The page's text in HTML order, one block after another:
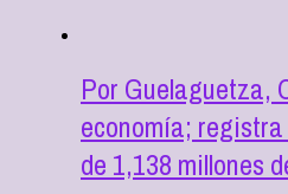
Por Guelaguetza,
economía;
de 1,138 millones